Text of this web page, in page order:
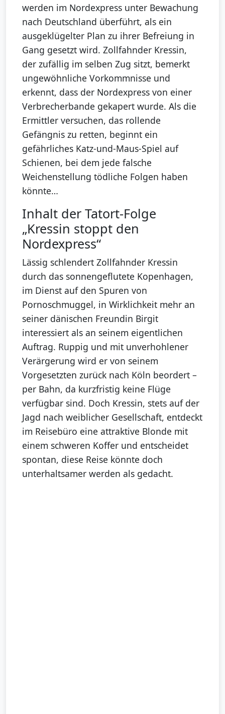
werden im Nordexpress unter Bewachung
nach Deutschland überführt, als ein
ausgeklügelter Plan zu ihrer Befreiung in
Gang gesetzt wird. Zollfahnder Kressin,
der zufällig im selben Zug sitzt, bemerkt
ungewöhnliche Vorkommnisse und
erkennt, dass der Nordexpress von einer
Verbrecherbande gekapert wurde. Als die
Ermittler versuchen, das rollende
Gefängnis zu retten, beginnt ein
gefährliches Katz-und-Maus-Spiel auf
Schienen, bei dem jede falsche
Weichenstellung tödliche Folgen haben
könnte…
Inhalt der Tatort-Folge
„Kressin stoppt den
Nordexpress“
Lässig schlendert Zollfahnder Kressin
durch das sonnengeflutete Kopenhagen,
im Dienst auf den Spuren von
Pornoschmuggel, in Wirklichkeit mehr an
seiner dänischen Freundin Birgit
interessiert als an seinem eigentlichen
Auftrag. Ruppig und mit unverhohlener
Verärgerung wird er von seinem
Vorgesetzten zurück nach Köln beordert –
per Bahn, da kurzfristig keine Flüge
verfügbar sind. Doch Kressin, stets auf der
Jagd nach weiblicher Gesellschaft, entdeckt
im Reisebüro eine attraktive Blonde mit
einem schweren Koffer und entscheidet
spontan, diese Reise könnte doch
unterhaltsamer werden als gedacht.